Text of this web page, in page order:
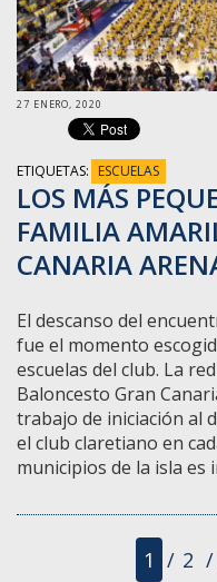
27 ENERO, 2020
ETIQUETAS: ESCUELAS
LOS MÁS
FAMILIA
CANARIA
El descanso del
fue el momento
escuelas del club. La
Baloncesto Gran
trabajo de iniciación al
el club claretiano en
municipios de la isla es
1 2